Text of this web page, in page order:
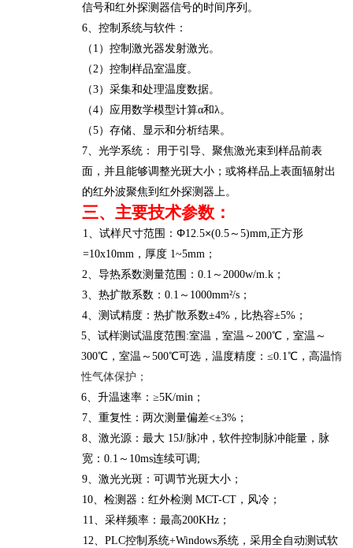
信号和红外探测器信号的时间序列。
6、控制系统与软件：
（ 1）控制激光器发射激光。
（2）控制样品室温度。
（3）采集和处理温度数据。
（4）应用数学模型计算α和λ。
（5）存储、显示和分析结果。
7、光学系统： 用于引导、聚焦激光束到样品前表
面 ，并且能够调整光斑大小；或将样品上表面辐射出
的红外波聚焦到红外探测器上。
三、主要技术参数：
1、试样尺寸范围：Φ12.5×(0.5 ～5)mm,正方形
=10x10mm，厚度 1~5mm；
2、导热系数测量范围：0.1～2000w/m.k；
3、热扩散系数：0.1～1000mm²/s；
4、测试精度：热扩散系数±4%， 比热容±5%；
5、试样测试温度范围 :室温 ，室温～200℃ ，室温～
300℃ ，室温～500℃可选，温度精度：≤0.1℃ ，高温惰
性气体保护；
6、升温速率 ：≥5K/min；
7、重复性：两次测量偏差<±3%；
8、激光源：最大 15J/脉冲，软件控制脉冲能量，脉
宽：0.1～10ms连续可调 ;
9、激光光斑 ：可调节光斑大小；
10、检测器：红外检测 MCT-CT ，风冷；
11、采样频率：最高200KHz；
12、PLC控制系统+Windows系统，采用全自动测试软